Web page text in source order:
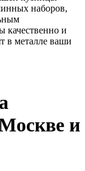
наборов,
качественно и
в металле ваши
и